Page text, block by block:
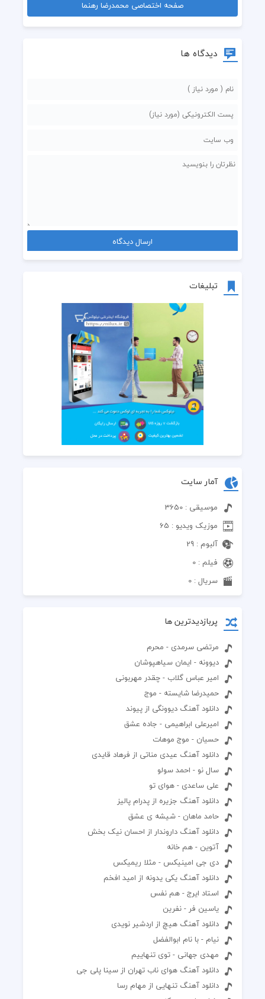
تبلیغات
آمار سایت
موسیقی : 3650
موزیک ویدیو : 65
آلبوم : 29
فیلم : 0
سریال : 0
پربازدیدترین ها
مرتضی سرمدی - محرم
دیوونه - ایمان سیاهپوشان
امیر عباس گلاب - چقدر مهربونی
حمیدرضا شایسته - موج
دانلود آهنگ دیوونگی از پیوند
امیرعلی ابراهیمی - جاده عشق
حسیان - موج موهات
دانلود آهنگ عیدی مناتی از فرهاد قایدی
سال نو - احمد سولو
علی ساعدی - هوای تو
دانلود آهنگ جزیره از پدرام پالیز
حامد ماهان - شیشه ی عشق
دانلود آهنگ داروندار از احسان نیک بخش
آتوین - هم خانه
دی جی امینیکس - مثلا ریمیکس
دانلود آهنگ یکی یدونه از امید افخم
استاد ایرج - هم نفس
یاسین فر - نفرین
دانلود آهنگ هیچ از اردشیر نویدی
نیام - با نام ابوالفضل
مهدی جهانی - توی تنهاییم
دانلود آهنگ هوای ناب تهران از سینا پلی جی
دانلود آهنگ تنهایی از مهام رسا
صفحه اختصاصی محمدرضا رهنما
دیدگاه ها